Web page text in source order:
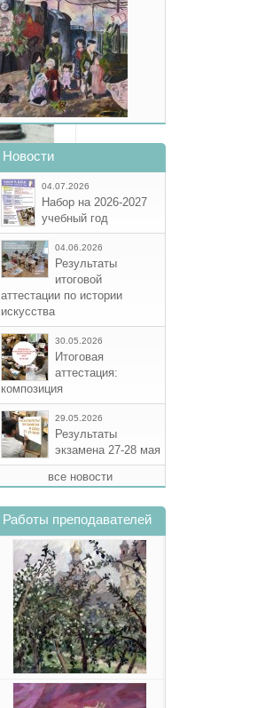
Новости
04.07.2026
Набор на 2026-2027
учебный год
04.06.2026
Результаты
итоговой
аттестации по истории
искусства
30.05.2026
Итоговая
аттестация:
композиция
29.05.2026
Результаты
экзамена 27-28 мая
все новости
Работы преподавателей